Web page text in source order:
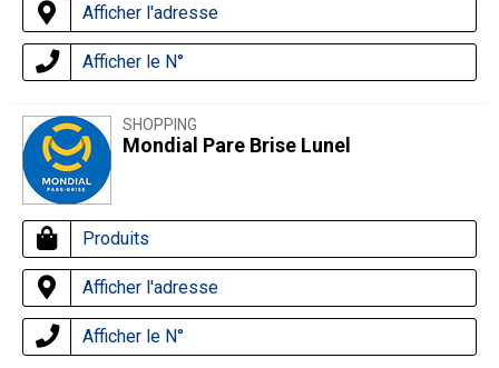
Afficher l'adresse
Afficher le N°
SHOPPING
Mondial Pare Brise Lunel
Produits
Afficher l'adresse
Afficher le N°